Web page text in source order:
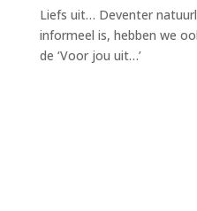
Liefs uit… Deventer
informeel is, hebben we
de ‘Voor jou uit…’